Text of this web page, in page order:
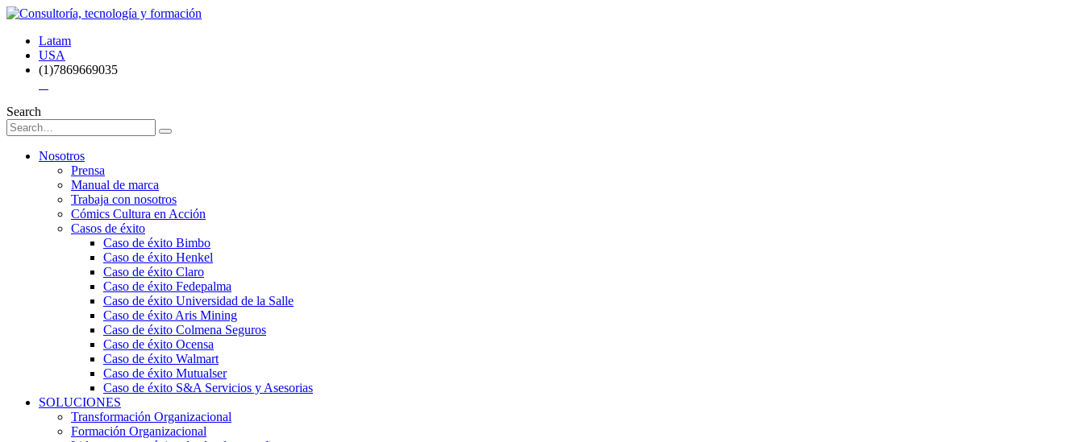
Latam
USA
(1)7869669035
Search
Nosotros
Prensa
Manual de marca
Trabaja con nosotros
Cómics Cultura en Acción
Casos de éxito
Caso de éxito Bimbo
Caso de éxito Henkel
Caso de éxito Claro
Caso de éxito Fedepalma
Caso de éxito Universidad de la Salle
Caso de éxito Aris Mining
Caso de éxito Colmena Seguros
Caso de éxito Ocensa
Caso de éxito Walmart
Caso de éxito Mutualser
Caso de éxito S&A Servicios y Asesorias
SOLUCIONES
Transformación Organizacional
Formación Organizacional